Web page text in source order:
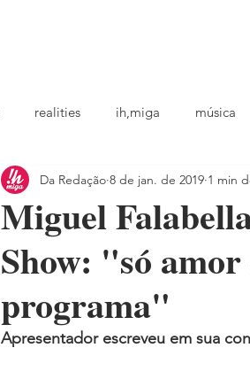
realities ih,miga música
looks podcast playlists
Miguel
Show: "só
programa"
Da Redação 8 de jan. de 2019 1 min
Apresentador escreveu em sua